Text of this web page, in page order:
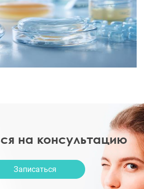
на консультацию
Записаться